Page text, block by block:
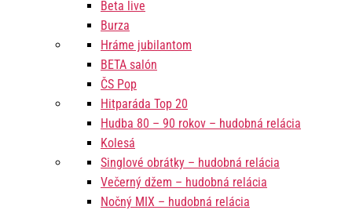
Beta live
Burza
Hráme jubilantom
BETA salón
ČS Pop
Hitparáda Top 20
Hudba 80 – 90 rokov – hudobná relácia
Kolesá
Singlové obrátky – hudobná relácia
Večerný džem – hudobná relácia
Nočný MIX – hudobná relácia